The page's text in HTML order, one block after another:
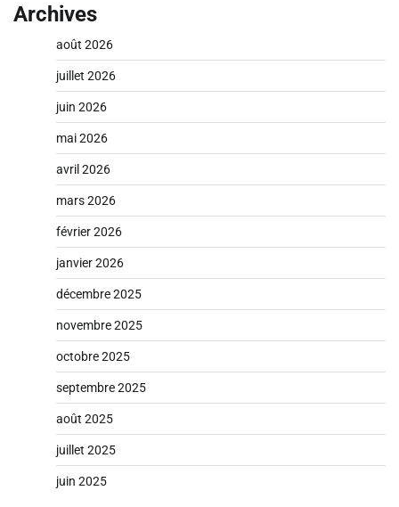
Archives
août 2026
juillet 2026
juin 2026
mai 2026
avril 2026
mars 2026
février 2026
janvier 2026
décembre 2025
novembre 2025
octobre 2025
septembre 2025
août 2025
juillet 2025
juin 2025